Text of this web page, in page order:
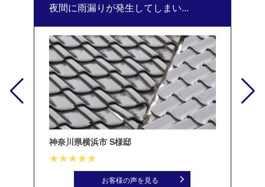
夜間に雨漏りが発生してしまい...
神奈川県横浜市 S様邸
お客様の声を見る